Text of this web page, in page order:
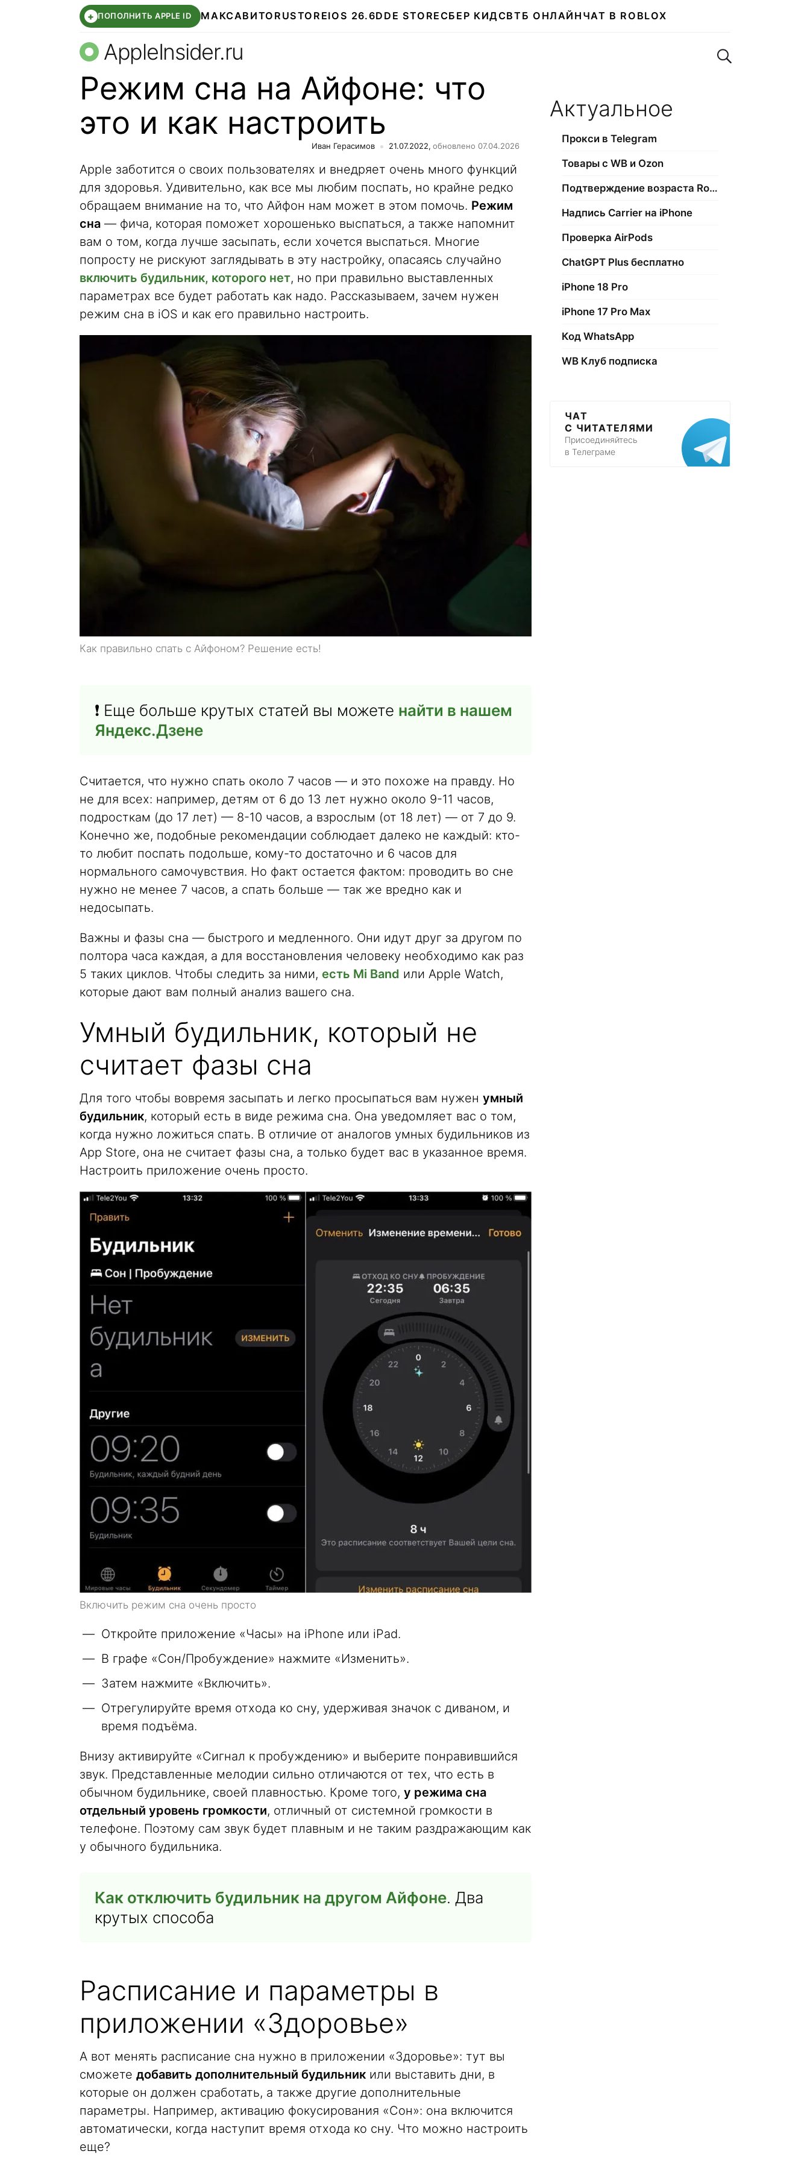
+ ПОПОЛНИТЬ APPLE ID МАКСАВИТО RUSTOREIOS 26.6DDE STORE СБЕР КИДСВТБ ОНЛАЙН ЧАТ В ROBLOX
AppleInsider.ru Поиск по сайту
Режим сна на Айфоне: что
это и как настроить
Иван Герасимов 21.07.2022, обновлено 07.04.2026
Apple заботится о своих пользователях и внедряет очень много функций
для здоровья. Удивительно, как все мы любим поспать, но крайне редко
обращаем внимание на то, что Айфон нам может в этом помочь. Режим
сна — фича, которая поможет хорошенько выспаться, а также напомнит
вам о том, когда лучше засыпать, если хочется выспаться. Многие
попросту не рискуют заглядывать в эту настройку, опасаясь случайно
включить будильник, которого нет, но при правильно выставленных
параметрах все будет работать как надо. Рассказываем, зачем нужен
режим сна в iOS и как его правильно настроить.
Как правильно спать с Айфоном? Решение есть!
❗️ Еще больше крутых статей вы можете найти в нашем
Яндекс.Дзене
Считается, что нужно спать около 7 часов — и это похоже на правду. Но
не для всех: например, детям от 6 до 13 лет нужно около 9-11 часов,
подросткам (до 17 лет) — 8-10 часов, а взрослым (от 18 лет) — от 7 до 9.
Конечно же, подобные рекомендации соблюдает далеко не каждый: кто-
то любит поспать подольше, кому-то достаточно и 6 часов для
нормального самочувствия. Но факт остается фактом: проводить во сне
нужно не менее 7 часов, а спать больше — так же вредно как и
недосыпать.
Важны и фазы сна — быстрого и медленного. Они идут друг за другом по
полтора часа каждая, а для восстановления человеку необходимо как раз
5 таких циклов. Чтобы следить за ними, есть Mi Band или Apple Watch,
которые дают вам полный анализ вашего сна.
Умный будильник, который не
считает фазы сна
Для того чтобы вовремя засыпать и легко просыпаться вам нужен умный
будильник, который есть в виде режима сна. Она уведомляет вас о том,
когда нужно ложиться спать. В отличие от аналогов умных будильников из
App Store, она не считает фазы сна, а только будет вас в указанное время.
Настроить приложение очень просто.
Включить режим сна очень просто
Откройте приложение «Часы» на iPhone или iPad.
В графе «Сон/Пробуждение» нажмите «Изменить».
Затем нажмите «Включить».
Отрегулируйте время отхода ко сну, удерживая значок с диваном, и
время подъёма.
Внизу активируйте «Сигнал к пробуждению» и выберите понравившийся
звук. Представленные мелодии сильно отличаются от тех, что есть в
обычном будильнике, своей плавностью. Кроме того, у режима сна
отдельный уровень громкости, отличный от системной громкости в
телефоне. Поэтому сам звук будет плавным и не таким раздражающим как
у обычного будильника.
Как отключить будильник на другом Айфоне. Два
крутых способа
Расписание и параметры в
приложении «Здоровье»
А вот менять расписание сна нужно в приложении «Здоровье»: тут вы
сможете добавить дополнительный будильник или выставить дни, в
которые он должен сработать, а также другие дополнительные
параметры. Например, активацию фокусирования «Сон»: она включится
автоматически, когда наступит время отхода ко сну. Что можно настроить
еще?
Актуальное
Прокси в Telegram
Товары с WB и Ozon
Подтверждение возраста Roblox
Надпись Carrier на iPhone
Проверка AirPods
ChatGPT Plus бесплатно
iPhone 18 Pro
iPhone 17 Pro Max
Код WhatsApp
WB Клуб подписка
ЧАТ
С ЧИТАТЕЛЯМИ
Присоединяйтесь
в Телеграме